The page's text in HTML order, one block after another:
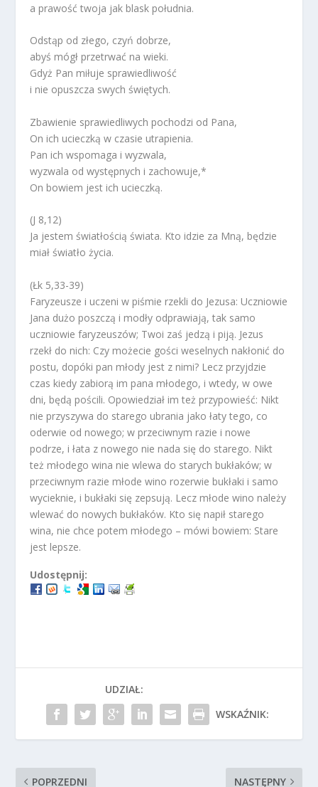
a prawość twoja jak blask południa.
Odstąp od złego, czyń dobrze,
abyś mógł przetrwać na wieki.
Gdyż Pan miłuje sprawiedliwość
i nie opuszcza swych świętych.
Zbawienie sprawiedliwych pochodzi od Pana,
On ich ucieczką w czasie utrapienia.
Pan ich wspomaga i wyzwala,
wyzwala od występnych i zachowuje,*
On bowiem jest ich ucieczką.
(J 8,12)
Ja jestem światłością świata. Kto idzie za Mną, będzie
miał światło życia.
(Łk 5,33-39)
Faryzeusze i uczeni w piśmie rzekli do Jezusa: Uczniowie
Jana dużo poszczą i modły odprawiają, tak samo
uczniowie faryzeuszów; Twoi zaś jedzą i piją. Jezus
rzekł do nich: Czy możecie gości weselnych nakłonić do
postu, dopóki pan młody jest z nimi? Lecz przyjdzie
czas kiedy zabiorą im pana młodego, i wtedy, w owe
dni, będą pościli. Opowiedział im też przypowieść: Nikt
nie przyszywa do starego ubrania jako łaty tego, co
oderwie od nowego; w przeciwnym razie i nowe
podrze, i łata z nowego nie nada się do starego. Nikt
też młodego wina nie wlewa do starych bukłaków; w
przeciwnym razie młode wino rozerwie bukłaki i samo
wycieknie, i bukłaki się zepsują. Lecz młode wino należy
wlewać do nowych bukłaków. Kto się napił starego
wina, nie chce potem młodego – mówi bowiem: Stare
jest lepsze.
Udostępnij:
UDZIAŁ:
WSKAŹNIK:
POPRZEDNI NASTĘPNY